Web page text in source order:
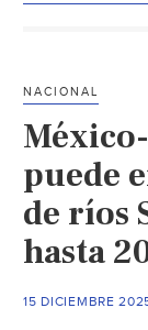
NACIONAL
puede
de ríos
hasta
15 DICIEMBRE